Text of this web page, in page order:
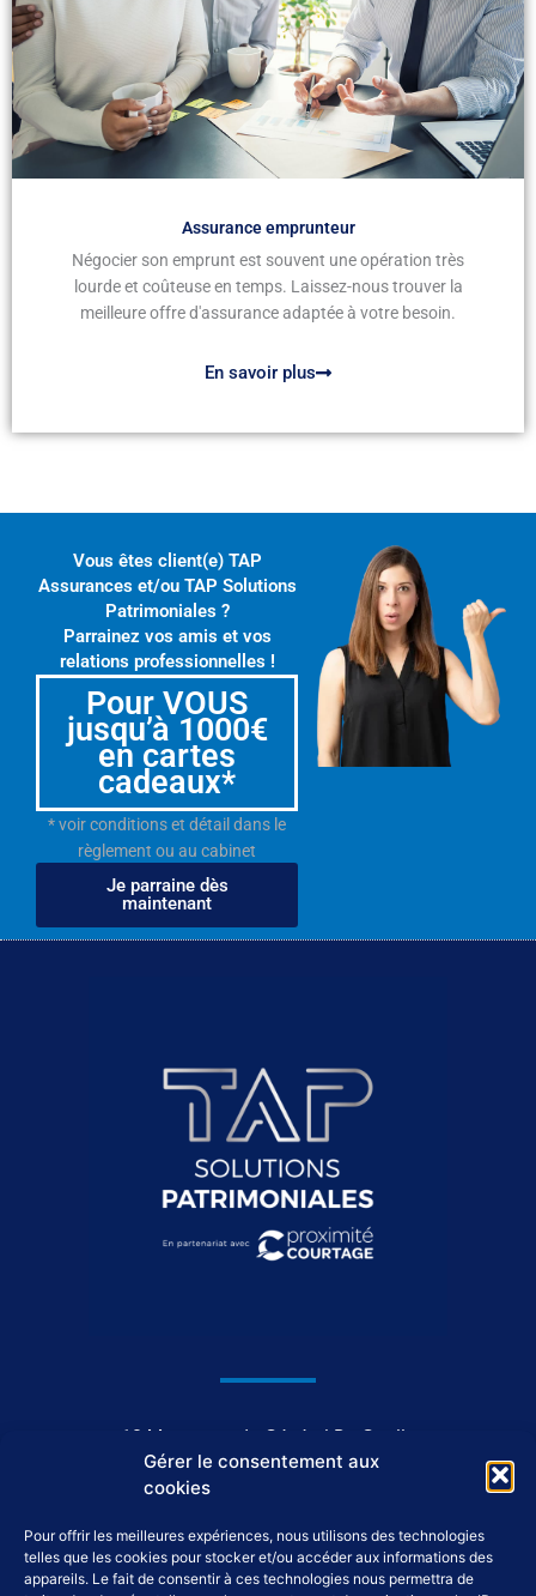
Gérer le consentement aux
cookies
Pour offrir les meilleures expériences, nous utilisons des technologies
telles que les cookies pour stocker et/ou accéder aux informations des
appareils. Le fait de consentir à ces technologies nous permettra de
Assurance emprunteur
Négocier son emprunt est souvent une opération très
lourde et coûteuse en temps. Laissez-nous trouver la
meilleure offre d'assurance adaptée à votre besoin.
En savoir plus
Vous êtes client(e) TAP
Assurances et/ou TAP Solutions
Patrimoniales ?
Parrainez vos amis et vos
relations professionnelles !
Pour VOUS
jusqu’à 1000€
en cartes
cadeaux*
* voir conditions et détail dans le
règlement ou au cabinet
Je parraine dès
maintenant
1044, avenue du Général De Gaulle
37550 Saint-Avertin
02 46 46 98 98